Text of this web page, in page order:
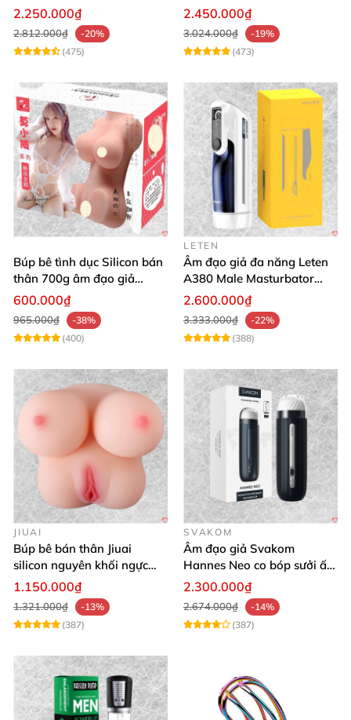
cấp giá rẻ
2.250.000₫
2.812.000₫
-20%
(475)
khiển qua app webcam cao
2.450.000₫
3.024.000₫
-19%
(473)
Búp bê tình dục Silicon bán
thân 700g âm đạo giả
nguyên khối giống thật
600.000₫
965.000₫
-38%
(400)
LETEN
Âm đạo giả đa năng Leten
A380 Male Masturbator
Version 4
2.600.000₫
3.333.000₫
-22%
(388)
JIUAI
Búp bê bán thân Jiuai
silicon nguyên khối ngực
âm đạo thật
1.150.000₫
1.321.000₫
-13%
(387)
SVAKOM
Âm đạo giả Svakom
Hannes Neo co bóp sưởi ấm
app điều khiển tiện lợi
2.300.000₫
2.674.000₫
-14%
(387)